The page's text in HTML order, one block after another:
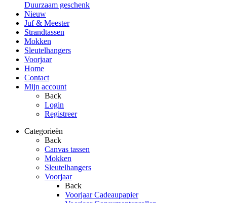
Duurzaam geschenk
Nieuw
Juf & Meester
Strandtassen
Mokken
Sleutelhangers
Voorjaar
Home
Contact
Mijn account
Back
Login
Registreer
Categorieën
Back
Canvas tassen
Mokken
Sleutelhangers
Voorjaar
Back
Voorjaar Cadeaupapier